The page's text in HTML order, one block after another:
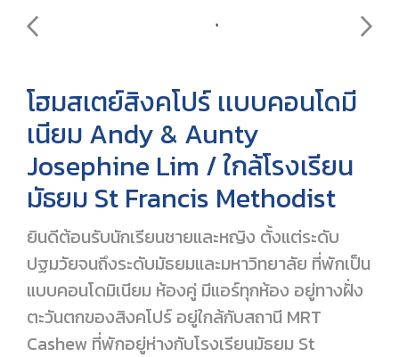
โฮมสเตย์สิงคโปร์ เเบบคอนโดมี
เนียม Andy & Aunty
Josephine Lim / ใกล้โรงเรียน
มัธยม St Francis Methodist
ยินดีต้อนรับนักเรียนชายและหญิง ตั้งแต่ระดับ
ปฐมวัยจนถึงระดับมัธยมและมหาวิทยาลัย ที่พักเป็น
แบบคอนโดมิเนียม ห้องคู่ มีแอร์ทุกห้อง อยู่ทางฝั่ง
ตะวันตกของสิงคโปร์ อยู่ใกล้กับสถานี MRT
Cashew ที่พักอยู่ห่างกับโรงเรียนมัธยม St